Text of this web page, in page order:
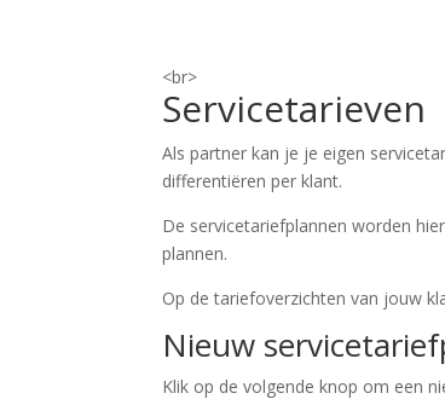
<br>
Servicetarieven
Als partner kan je je eigen
differentiëren per klant.
De servicetariefplannen worden
plannen.
Op de tariefoverzichten van jouw
Nieuw
Klik op de volgende knop om een